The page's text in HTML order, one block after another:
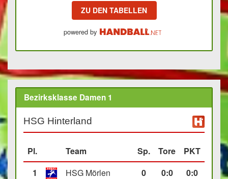
ZU DEN TABELLEN
powered by
Bezirksklasse Damen 1
HSG Hinterland
Pl. Team Sp. Tore
PKT
1
HSG Mörlen 0 0:0
0:0